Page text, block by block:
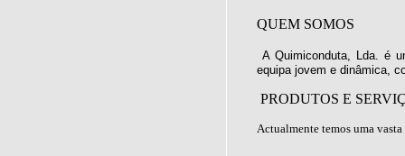
QUEM SOMOS
A Quimiconduta, Lda. é
equipa jovem e dinâmica,
PRODUTOS E
Actualmente temos uma